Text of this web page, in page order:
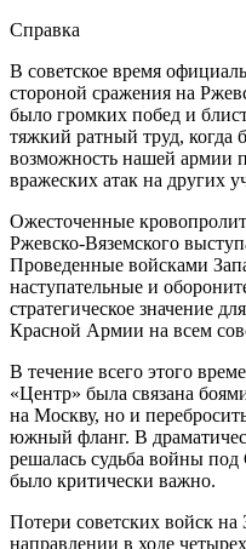
Справка
В советское время
стороной сражения на
было громких побед и
тяжкий ратный труд, когда
возможность нашей армии
вражеских атак на других
Ожесточенные
Ржевско-Вяземского
Проведенные войсками
наступательные и
стратегическое значение
Красной Армии на всем
В течение всего этого
«Центр» была связана
на Москву, но и
южный фланг. В
решалась судьба войны
было критически важно.
Потери советских войск
направлении в ходе